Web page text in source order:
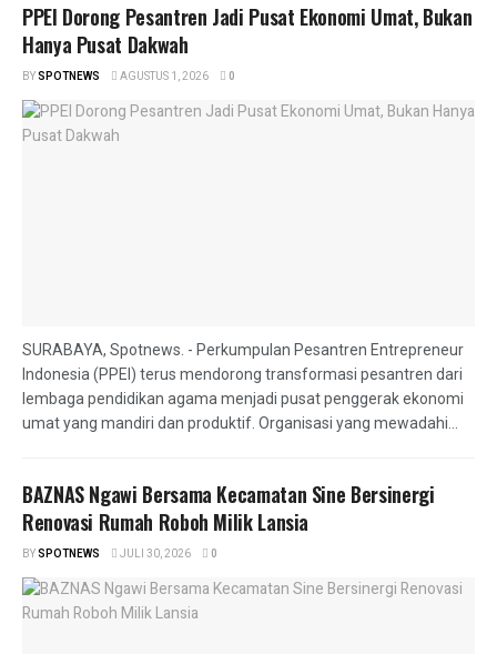
PPEI Dorong Pesantren Jadi Pusat Ekonomi Umat, Bukan
Hanya Pusat Dakwah
BYSPOTNEWS AGUSTUS 1, 2026 0
SURABAYA, Spotnews. - Perkumpulan Pesantren Entrepreneur
Indonesia (PPEI) terus mendorong transformasi pesantren dari
lembaga pendidikan agama menjadi pusat penggerak ekonomi
umat yang mandiri dan produktif. Organisasi yang mewadahi...
BAZNAS Ngawi Bersama Kecamatan Sine Bersinergi
Renovasi Rumah Roboh Milik Lansia
BYSPOTNEWS JULI 30, 2026 0